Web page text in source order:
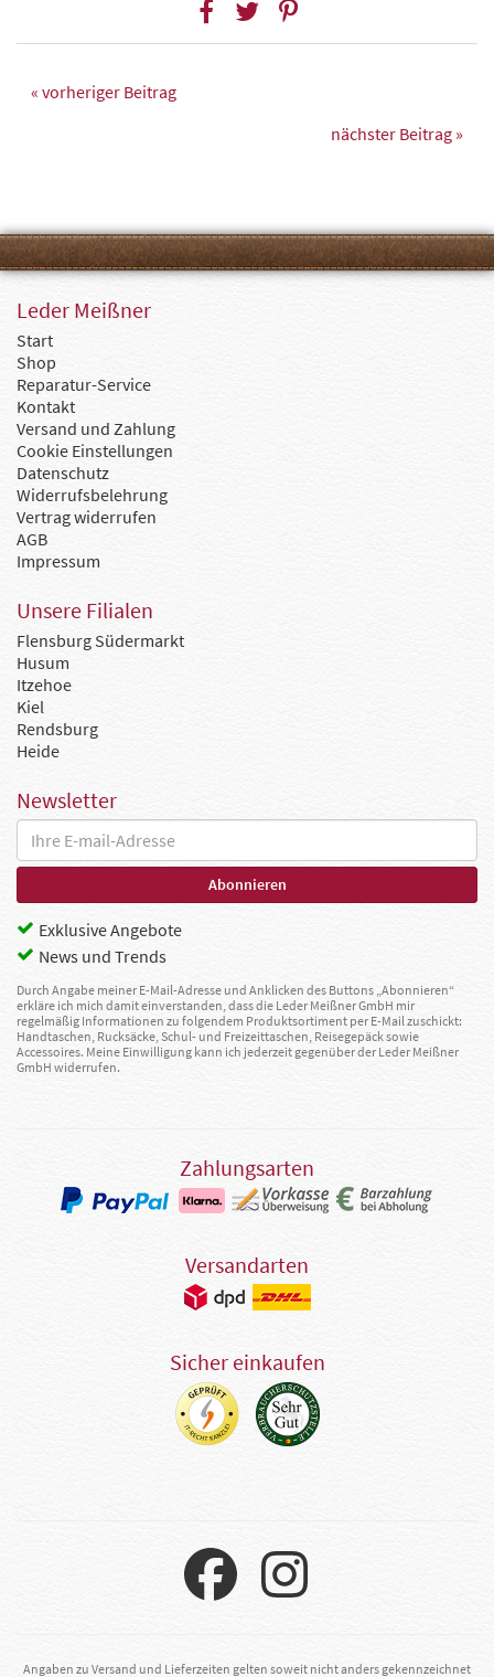
« vorheriger Beitrag
nächster Beitrag »
Leder Meißner
Start
Shop
Reparatur-Service
Kontakt
Versand und Zahlung
Cookie Einstellungen
Datenschutz
Widerrufsbelehrung
Vertrag widerrufen
AGB
Impressum
Unsere Filialen
Flensburg Südermarkt
Husum
Itzehoe
Kiel
Rendsburg
Heide
Newsletter
Exklusive Angebote
News und Trends
Durch Angabe meiner E-Mail-Adresse und Anklicken des Buttons „Abonnieren“
erkläre ich mich damit einverstanden, dass die Leder Meißner GmbH mir
regelmäßig Informationen zu folgendem Produktsortiment per E-Mail zuschickt:
Handtaschen, Rucksäcke, Schul- und Freizeittaschen, Reisegepäck sowie
Accessoires. Meine Einwilligung kann ich jederzeit gegenüber der Leder Meißner
GmbH widerrufen.
Zahlungsarten
Versandarten
Sicher einkaufen
Angaben zu Versand und Lieferzeiten gelten soweit nicht anders gekennzeichnet